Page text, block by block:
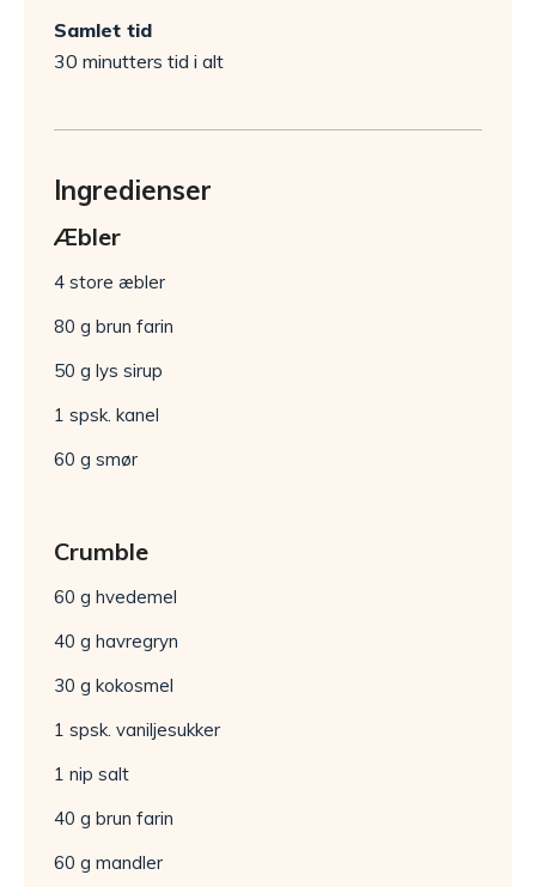
Samlet tid
30 minutters tid i alt
Ingredienser
Æbler
4 store æbler
80 g brun farin
50 g lys sirup
1 spsk. kanel
60 g smør
Crumble
60 g hvedemel
40 g havregryn
30 g kokosmel
1 spsk. vaniljesukker
1 nip salt
40 g brun farin
60 g mandler